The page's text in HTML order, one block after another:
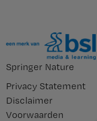
Springer Nature
Privacy Statement
Disclaimer
Voorwaarden